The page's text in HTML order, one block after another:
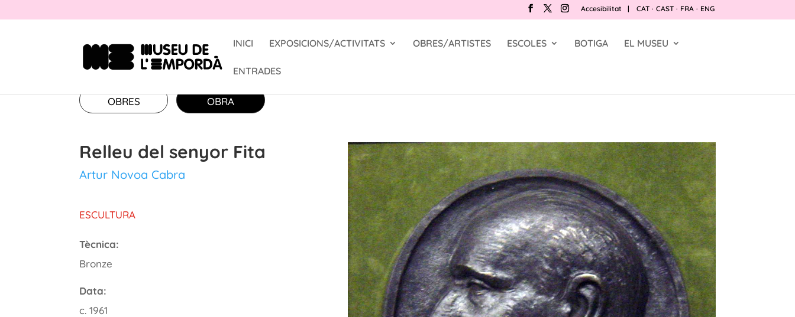
Accesibilitat | CAT · CAST · FRA · ENG
INICI EXPOSICIONS/ACTIVITATS OBRES/ARTISTES ESCOLES BOTIGA EL MUSEU
ENTRADES
OBRES OBRA
Relleu del senyor Fita
Artur Novoa Cabra
ESCULTURA
Tècnica:
Bronze
Data:
c. 1961